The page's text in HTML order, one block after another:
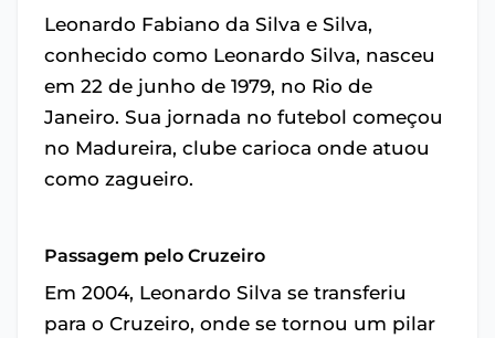
Leonardo Fabiano da Silva e Silva,
conhecido como Leonardo Silva, nasceu
em 22 de junho de 1979, no Rio de
Janeiro. Sua jornada no futebol começou
no Madureira, clube carioca onde atuou
como zagueiro.
Passagem pelo Cruzeiro
Em 2004, Leonardo Silva se transferiu
para o Cruzeiro, onde se tornou um pilar